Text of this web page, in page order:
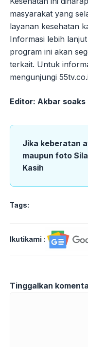
masyarakat yang
layanan kesehatan
Informasi lebih
program ini akan
terkait. Untuk
mengunjungi
Editor: Akbar soaks
Jika keberatan
maupun foto
Kasih
Tags:
Ikutikami :
Tinggalkan